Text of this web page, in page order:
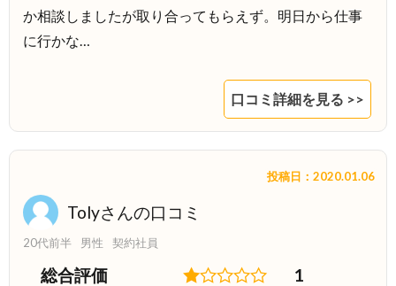
か相談しましたが取り合ってもらえず。明日から仕事
に行かな…
口コミ詳細を見る >>
Tolyさんの口コミ
投稿日：2020.01.06
20代前半 男性 契約社員
総合評価 1